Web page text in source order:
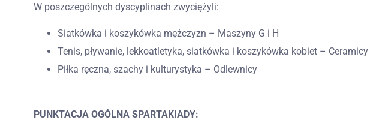
W poszczególnych dyscyplinach zwyciężyli:
Siatkówka i koszykówka mężczyzn – Maszyny G i H
Tenis, pływanie, lekkoatletyka, siatkówka i koszykówka kobiet – Ceramicy
Piłka ręczna, szachy i kulturystyka – Odlewnicy
PUNKTACJA OGÓLNA SPARTAKIADY: